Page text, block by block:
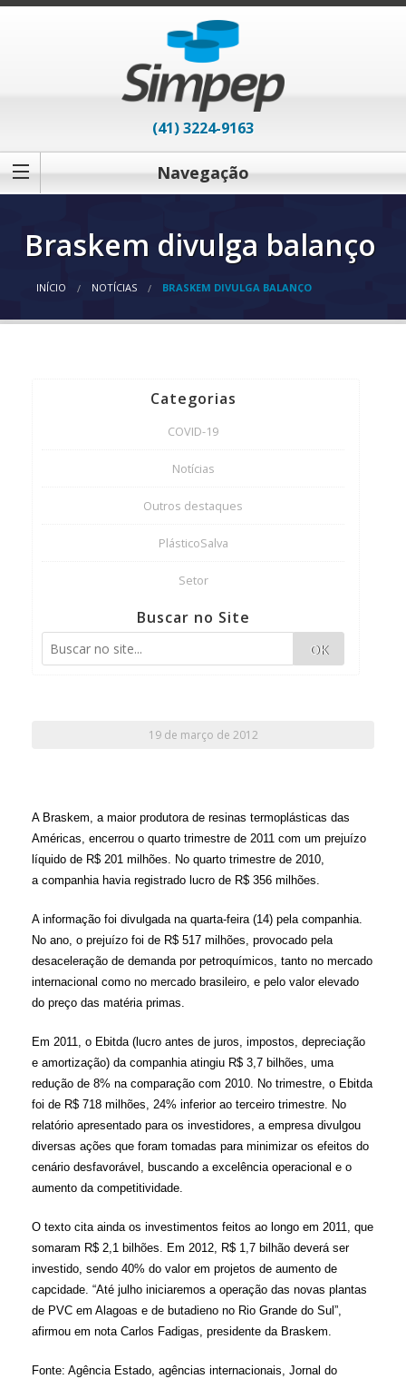
(41) 3224-9163
Navegação
Braskem divulga balanço
INÍCIO NOTÍCIAS BRASKEM DIVULGA BALANÇO
Categorias
COVID-19
Notícias
Outros destaques
PlásticoSalva
Setor
Buscar no Site
OK
19 de março de 2012
A Braskem, a maior produtora de resinas termoplásticas das
Américas, encerrou o quarto trimestre de 2011 com um prejuízo
líquido de R$ 201 milhões. No quarto trimestre de 2010,
a companhia havia registrado lucro de R$ 356 milhões.
A informação foi divulgada na quarta-feira (14) pela companhia.
No ano, o prejuízo foi de R$ 517 milhões, provocado pela
desaceleração de demanda por petroquímicos, tanto no mercado
internacional como no mercado brasileiro, e pelo valor elevado
do preço das matéria primas.
Em 2011, o Ebitda (lucro antes de juros, impostos, depreciação
e amortização) da companhia atingiu R$ 3,7 bilhões, uma
redução de 8% na comparação com 2010. No trimestre, o Ebitda
foi de R$ 718 milhões, 24% inferior ao terceiro trimestre. No
relatório apresentado para os investidores, a empresa divulgou
diversas ações que foram tomadas para minimizar os efeitos do
cenário desfavorável, buscando a excelência operacional e o
aumento da competitividade.
O texto cita ainda os investimentos feitos ao longo em 2011, que
somaram R$ 2,1 bilhões. Em 2012, R$ 1,7 bilhão deverá ser
investido, sendo 40% do valor em projetos de aumento de
capcidade. “Até julho iniciaremos a operação das novas plantas
de PVC em Alagoas e de butadieno no Rio Grande do Sul”,
afirmou em nota Carlos Fadigas, presidente da Braskem.
Fonte: Agência Estado, agências internacionais, Jornal do